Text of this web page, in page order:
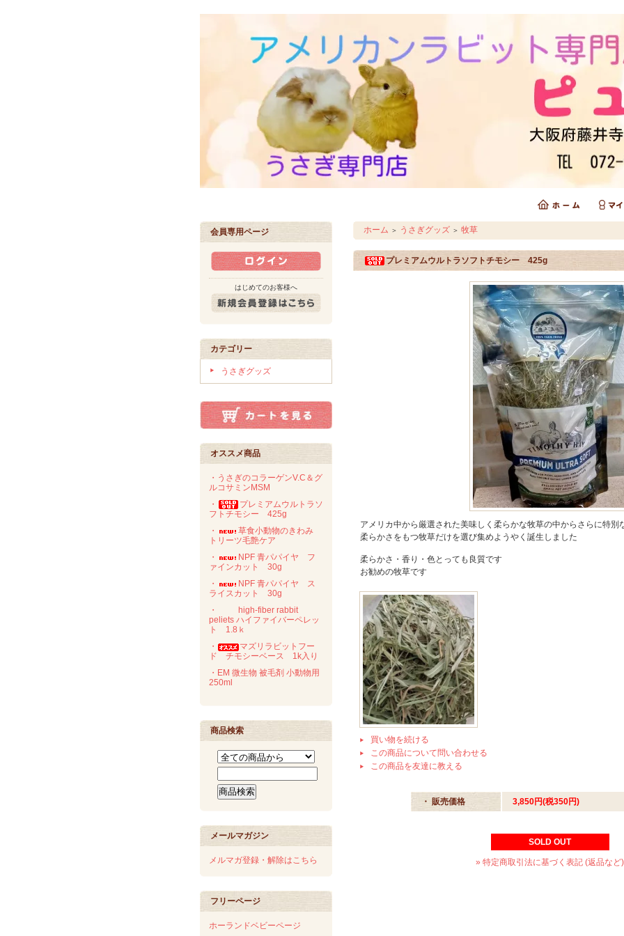
会員専用ページ
はじめてのお客様へ
カテゴリー
うさぎグッズ
オススメ商品
・うさぎのコラーゲンV.C＆グ
ルコサミンMSM
・
プレミアムウルトラソ
フトチモシー 425g
・
草食小動物のきわみ
トリーツ毛艶ケア
・
NPF 青パパイヤ フ
ァインカット 30g
・
NPF 青パパイヤ ス
ライスカット 30g
・
high-fiber rabbit
peliets ハイファイバーペレッ
ト 1.8ｋ
・
マズリラビットフー
ド チモシーベース 1k入り
・EM 微生物 被毛剤 小動物用
250ml
商品検索
メールマガジン
メルマガ登録・解除はこちら
フリーページ
ホーランドベビーページ
ホーム ＞ うさぎグッズ ＞ 牧草
プレミアムウルトラソフトチモシー 425g
アメリカ中から厳選された美味しく柔らかな牧草の中からさらに特別
柔らかさをもつ牧草だけを選び集めようやく誕生しました
柔らかさ・香り・色とっても良質です
お勧めの牧草です
買い物を続ける
この商品について問い合わせる
この商品を友達に教える
・ 販売価格 3,850円(税350円)
SOLD OUT
» 特定商取引法に基づく表記 (返品など)